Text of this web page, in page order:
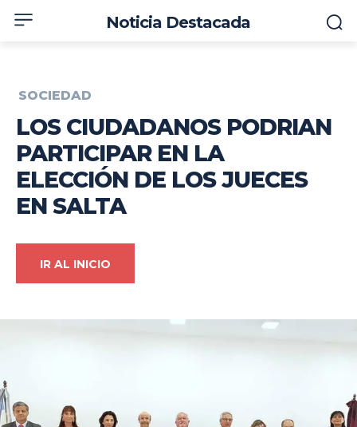
Noticia Destacada
SOCIEDAD
LOS CIUDADANOS PODRIAN
PARTICIPAR EN LA
ELECCIÓN DE LOS JUECES
EN SALTA
IR AL INICIO